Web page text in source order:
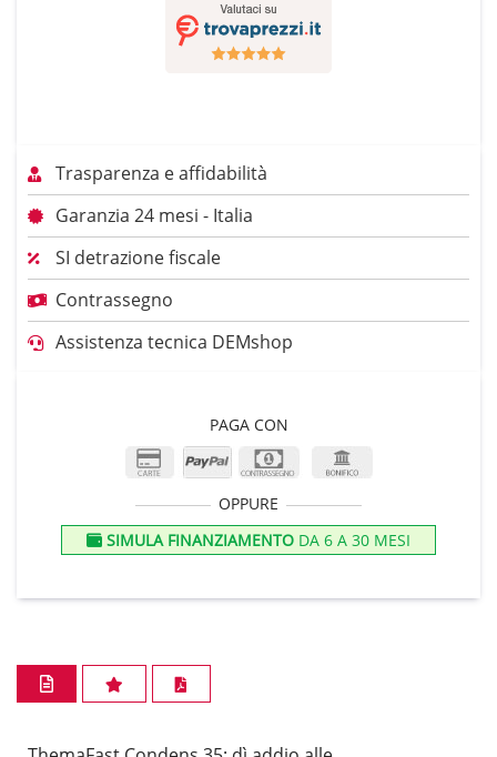
Trasparenza e affidabilità
Garanzia 24 mesi - Italia
SI detrazione fiscale
Contrassegno
Assistenza tecnica DEMshop
PAGA CON
OPPURE
SIMULA FINANZIAMENTO DA 6 A 30 MESI